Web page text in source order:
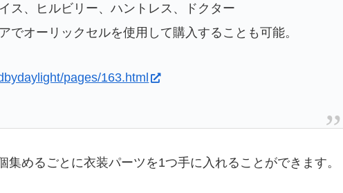
ス、ヒルビリー、ハントレス、ドクター
でオーリックセルを使用して購入することも可能。
pages/163.html
めるごとに衣装パーツを1つ手に入れることができます。